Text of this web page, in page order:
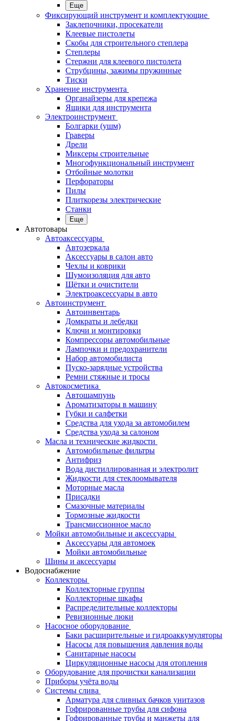
Еще
Фиксирующий инструмент и комплектующие
Заклепочники, просекатели
Клеевые пистолеты
Скобы для строительного степлера
Степлеры
Стержни для клеевого пистолета
Струбцины, зажимы пружинные
Тиски
Хранение инструмента
Органайзеры для крепежа
Ящики для инструмента
Электроинструмент
Болгарки (ушм)
Граверы
Дрели
Миксеры строительные
Многофункциональный инструмент
Отбойные молотки
Перфораторы
Пилы
Плиткорезы электрические
Станки
Еще
Автотовары
Автоаксессуары
Автозеркала
Аксессуары в салон авто
Чехлы и коврики
Шумоизоляция для авто
Щётки и очистители
Электроаксессуары в авто
Автоинструмент
Автоинвентарь
Домкраты и лебедки
Ключи и монтировки
Компрессоры автомобильные
Лампочки и предохранители
Набор автомобилиста
Пуско-зарядные устройства
Ремни стяжные и тросы
Автокосметика
Автошампунь
Ароматизаторы в машину
Губки и салфетки
Средства для ухода за автомобилем
Средства ухода за салоном
Масла и технические жидкости
Автомобильные фильтры
Антифриз
Вода дистиллированная и электролит
Жидкости для стеклоомывателя
Моторные масла
Присадки
Смазочные материалы
Тормозные жидкости
Трансмиссионное масло
Мойки автомобильные и аксессуары
Аксессуары для автомоек
Мойки автомобильные
Шины и аксессуары
Водоснабжение
Коллекторы
Коллекторные группы
Коллекторные шкафы
Распределительные коллекторы
Ревизионные люки
Насосное оборудование
Баки расширительные и гидроаккумуляторы
Насосы для повышения давления воды
Санитарные насосы
Циркуляционные насосы для отопления
Оборудование для прочистки канализации
Приборы учёта воды
Системы слива
Арматура для сливных бачков унитазов
Гофрированные трубы для сифона
Гофрированные трубы и манжеты для